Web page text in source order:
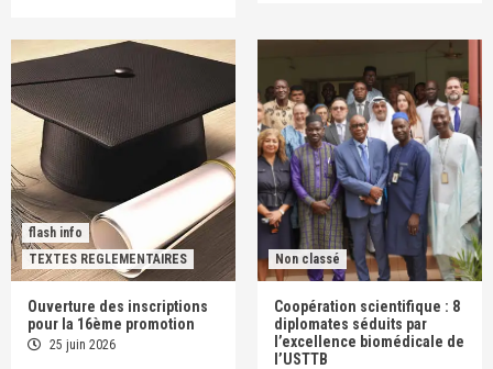
flash info
TEXTES REGLEMENTAIRES
Ouverture des inscriptions
pour la 16ème promotion
25 juin 2026
Non classé
Coopération scientifique : 8
diplomates séduits par
l’excellence biomédicale de
l’USTTB